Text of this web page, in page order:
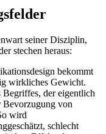
seiner Disziplin,
stechen heraus:
bekommt
wirkliches Gewicht.
Begriffes, der eigentlich
Bevorzugung von
wird
schlecht